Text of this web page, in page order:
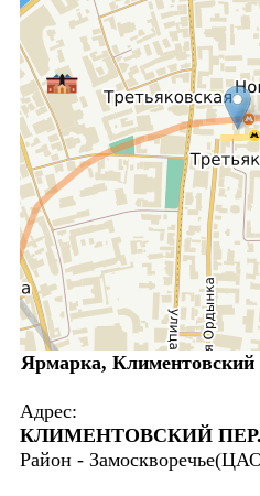
Ярмарка, Климентовский
Адрес:
КЛИМЕНТОВСКИЙ ПЕР.
Район -